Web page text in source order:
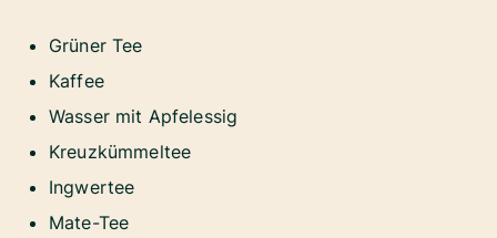
Grüner Tee
Kaffee
Wasser mit Apfelessig
Kreuzkümmeltee
Ingwertee
Mate-Tee